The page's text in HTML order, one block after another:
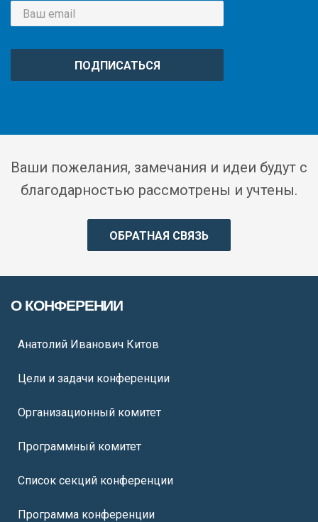
ПОДПИСАТЬСЯ
Ваши пожелания, замечания и идеи будут с
благодарностью рассмотрены и учтены.
ОБРАТНАЯ СВЯЗЬ
О КОНФЕРЕНИИ
Анатолий Иванович Китов
Цели и задачи конференции
Организационный комитет
Программный комитет
Список секций конференции
Программа конференции